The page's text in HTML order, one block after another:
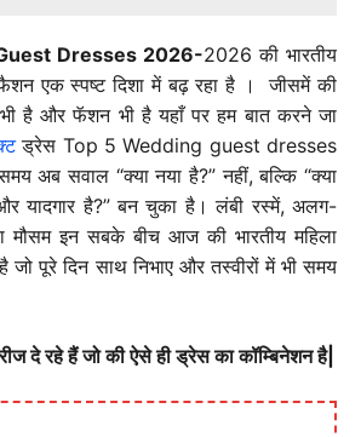
Dresses 2026-2026 की भारतीय
फैशन एक स्पष्ट दिशा में बढ़ रहा है । जीसमें की
है और फॅशन भी है यहाँ पर हम बात करने जा
ड्रेस Top 5 Wedding guest dresses
अब सवाल “क्या नया है?” नहीं, बल्कि “क्या
यादगार है?” बन चुका है। लंबी रस्में, अलग-
इन सबके बीच आज की भारतीय महिला
जो पूरे दिन साथ निभाए और तस्वीरों में भी समय
दे रहे हैं जो की ऐसे ही ड्रेस का कॉम्बिनेशन है|